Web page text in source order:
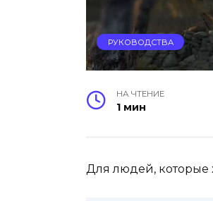
РУКОВОДСТВА
НА ЧТЕНИЕ
1 мин
Для людей, которые